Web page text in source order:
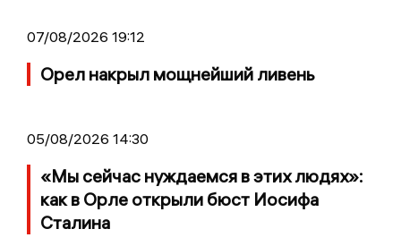
07/08/2026 19:12
Орел накрыл мощнейший ливень
05/08/2026 14:30
«Мы сейчас нуждаемся в этих людях»:
как в Орле открыли бюст Иосифа
Сталина